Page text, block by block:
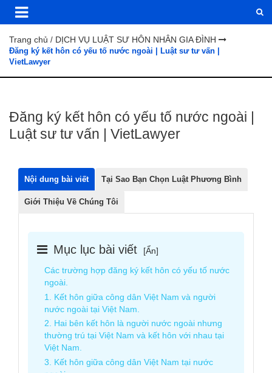
Trang chủ / DỊCH VỤ LUẬT SƯ HÔN NHÂN GIA ĐÌNH
Đăng ký kết hôn có yếu tố nước ngoài | Luật sư tư vấn |
VietLawyer
Đăng ký kết hôn có yếu tố nước ngoài |
Luật sư tư vấn | VietLawyer
Nội dung bài viết Tại Sao Bạn Chọn Luật Phương Bình
Giới Thiệu Về Chúng Tôi
Mục lục bài viết [Ẩn]
Các trường hợp đăng ký kết hôn có yếu tố nước
ngoài.
1. Kết hôn giữa công dân Việt Nam và người
nước ngoài tại Việt Nam.
2. Hai bên kết hôn là người nước ngoài nhưng
thường trú tại Việt Nam và kết hôn với nhau tại
Việt Nam.
3. Kết hôn giữa công dân Việt Nam tại nước